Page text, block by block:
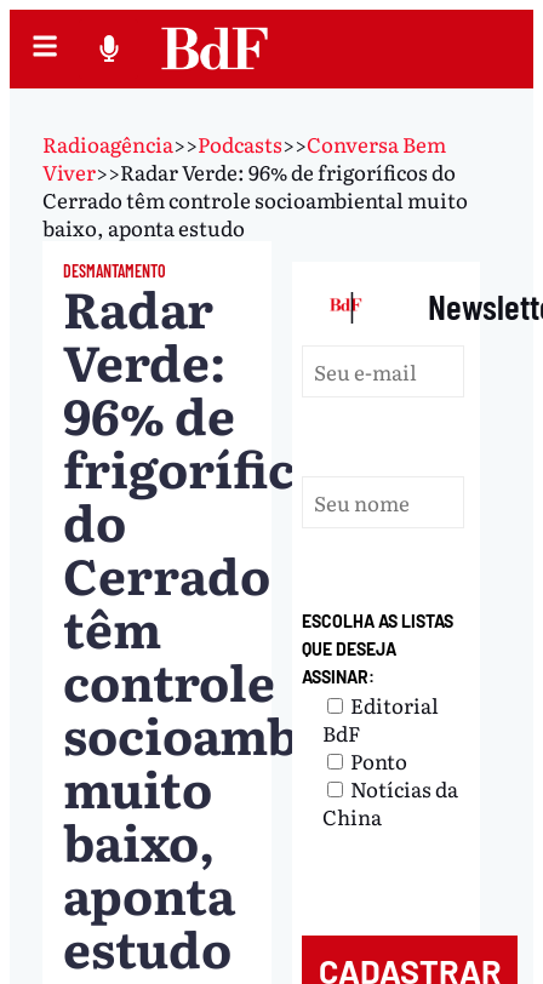
Radioagência>>Podcasts>>Conversa Bem
Viver>>Radar Verde: 96% de frigoríficos do
Cerrado têm controle socioambiental muito
baixo, aponta estudo
DESMANTAMENTO
Radar
Verde:
96% de
frigoríficos
do
Cerrado
têm
controle
socioambiental
muito
baixo,
aponta
estudo
|
ESCOLHA AS LISTAS
QUE DESEJA
ASSINAR:
Editorial
BdF
Ponto
Notícias da
China